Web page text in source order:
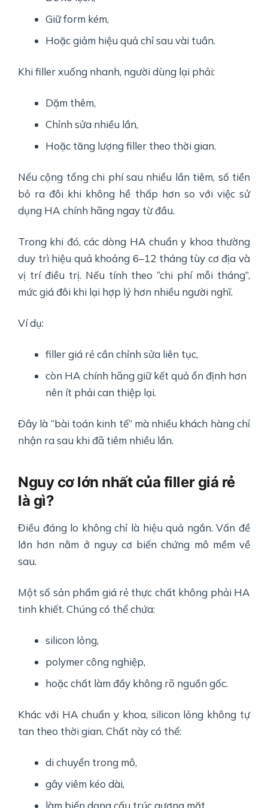
Giữ form kém,
Hoặc giảm hiệu quả chỉ sau vài tuần.
Khi filler xuống nhanh, người dùng lại phải:
Dặm thêm,
Chỉnh sửa nhiều lần,
Hoặc tăng lượng filler theo thời gian.
Nếu cộng tổng chi phí sau nhiều lần tiêm, số tiền
bỏ ra đôi khi không hề thấp hơn so với việc sử
dụng HA chính hãng ngay từ đầu.
Trong khi đó, các dòng HA chuẩn y khoa thường
duy trì hiệu quả khoảng 6–12 tháng tùy cơ địa và
vị trí điều trị. Nếu tính theo “chi phí mỗi tháng”,
mức giá đôi khi lại hợp lý hơn nhiều người nghĩ.
Ví dụ:
filler giá rẻ cần chỉnh sửa liên tục,
còn HA chính hãng giữ kết quả ổn định hơn
nên ít phải can thiệp lại.
Đây là “bài toán kinh tế” mà nhiều khách hàng chỉ
nhận ra sau khi đã tiêm nhiều lần.
Nguy cơ lớn nhất của filler giá rẻ
là gì?
Điều đáng lo không chỉ là hiệu quả ngắn. Vấn đề
lớn hơn nằm ở nguy cơ biến chứng mô mềm về
sau.
Một số sản phẩm giá rẻ thực chất không phải HA
tinh khiết. Chúng có thể chứa:
silicon lỏng,
polymer công nghiệp,
hoặc chất làm đầy không rõ nguồn gốc.
Khác với HA chuẩn y khoa, silicon lỏng không tự
tan theo thời gian. Chất này có thể:
di chuyển trong mô,
gây viêm kéo dài,
làm biến dạng cấu trúc gương mặt,